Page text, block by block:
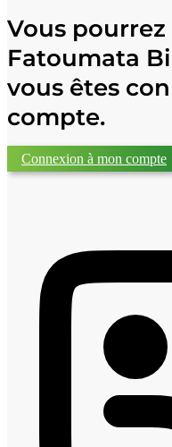
Vous
Fatoumata
vous êtes
compte.
Connexion à mon compte